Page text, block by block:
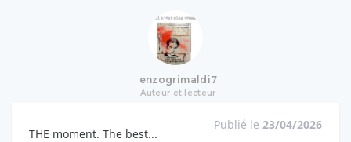
enzogrimaldi7
Auteur et lecteur
Publié le 23/04/2026
THE moment. The best...